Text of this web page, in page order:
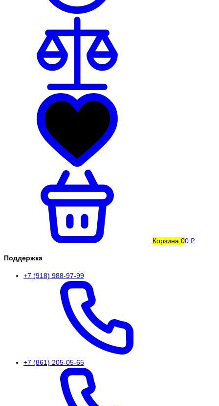
Корзина 00 ₽
Поддержка
+7 (918) 988-97-99
+7 (861) 205-05-65